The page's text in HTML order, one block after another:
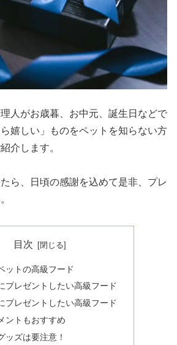
人がお歳暮、お中元、誕生日などで
ら嬉しい」ものをペットを知らない方
介します。
ら、日頃の感謝を込めて是非、プレ
目次
ットの高級フード
プレゼントしたい高級フード
プレゼントしたい高級フード
ントもおすすめ
ッズは要注意！